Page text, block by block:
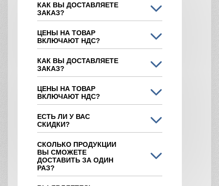
КАК ВЫ ДОСТАВЛЯЕТЕ
ЗАКАЗ?
ЦЕНЫ НА ТОВАР
ВКЛЮЧАЮТ НДС?
КАК ВЫ ДОСТАВЛЯЕТЕ
ЗАКАЗ?
ЦЕНЫ НА ТОВАР
ВКЛЮЧАЮТ НДС?
ЕСТЬ ЛИ У ВАС
СКИДКИ?
СКОЛЬКО ПРОДУКЦИИ
ВЫ СМОЖЕТЕ
ДОСТАВИТЬ ЗА ОДИН
РАЗ?